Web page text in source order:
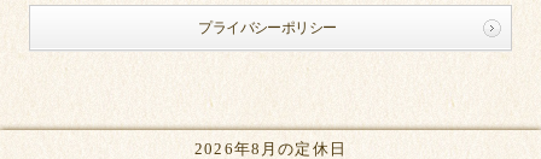
プライバシーポリシー
2026年8月の定休日